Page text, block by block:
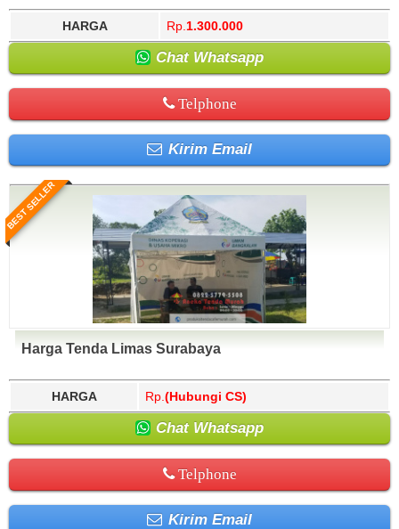
HARGA Rp. 1.300.000
Chat Whatsapp
Telphone
Kirim Email
BEST SELLER
Harga Tenda Limas Surabaya
HARGA Rp. (Hubungi CS)
Chat Whatsapp
Telphone
Kirim Email